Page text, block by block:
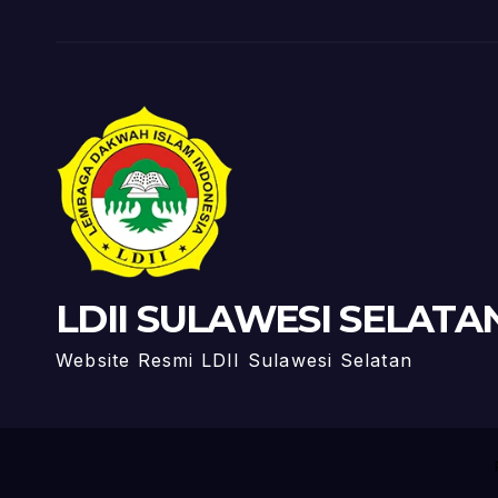
LDII SULAWESI
Website Resmi LDII Sulawesi Selatan